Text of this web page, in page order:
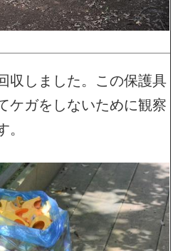
収しました。この保護具
ケガをしないために観察
。